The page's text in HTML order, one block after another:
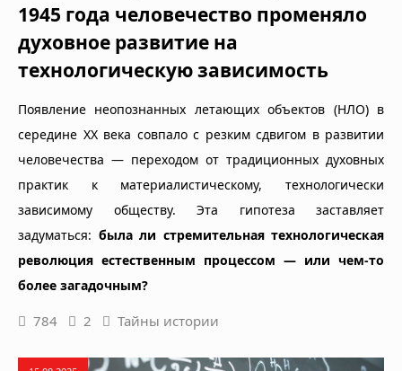
1945 года человечество променяло
духовное развитие на
технологическую зависимость
Появление неопознанных летающих объектов (НЛО) в
середине XX века совпало с резким сдвигом в развитии
человечества — переходом от традиционных духовных
практик к материалистическому, технологически
зависимому обществу. Эта гипотеза заставляет
задуматься: была ли стремительная технологическая
революция естественным процессом — или чем-то
более загадочным?
784 2 Тайны истории